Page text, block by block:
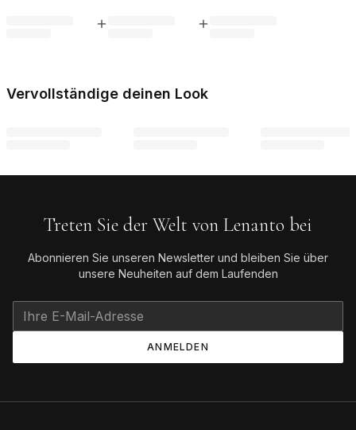
Vervollständige deinen Look
Treten Sie der Welt von Lenanto bei
Abonnieren Sie unseren Newsletter und bleiben Sie über
unsere Neuheiten auf dem Laufenden
ANMELDEN